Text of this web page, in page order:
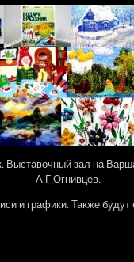
Выставочный зал на
А.Г.Огнивцев.
и графики. Также